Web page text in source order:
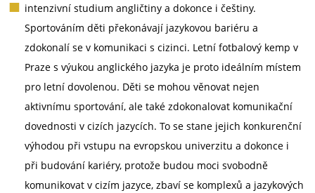
intenzivní studium angličtiny a dokonce i češtiny.
Sportováním děti překonávají jazykovou bariéru a
zdokonalí se v komunikaci s cizinci. Letní fotbalový kemp v
Praze s výukou anglického jazyka je proto ideálním místem
pro letní dovolenou. Děti se mohou věnovat nejen
aktivnímu sportování, ale také zdokonalovat komunikační
dovednosti v cizích jazycích. To se stane jejich konkurenční
výhodou při vstupu na evropskou univerzitu a dokonce i
při budování kariéry, protože budou moci svobodně
komunikovat v cizím jazyce, zbaví se komplexů a jazykových